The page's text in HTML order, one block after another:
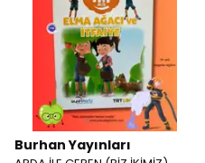
Burhan Yayınları